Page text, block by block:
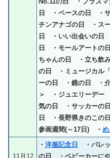
日 ・ベースの日 ・
チンアナゴの日 ・ス
日 ・いい出会いの日
日 ・モールアートの
ちゃんの日 ・立ち飲
の日 ・ミュージカル
ーの日 ・鏡の日 ・介
＞ ・ジュエリーデー
気の日 ・サッカーの
日 ・長野県きのこの
参画週間(～17日) ・ め
11月12
・ 洋服記念日
・パレ
の日 ・ベビーカーに